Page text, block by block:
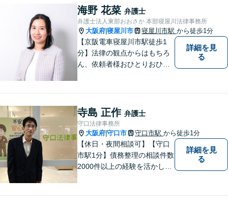
にご相談ください。【労災事
故：9年前の事故でも数千万円
の賠償を獲得】
海野 花菜 弁護士
弁護士法人東部おおさか 本部寝屋川法律事務所
大阪府 寝屋川市 寝屋川市駅 から徒歩1分
【京阪電車寝屋川市駅徒歩1
分】法律の観点からはもちろ
ん、依頼者様おひとりおひと
全力でサポートいたします。
詳細を見
る
寺島 正作 弁護士
守口法律事務所
大阪府 守口市 守口市駅 から徒歩1分
【休日・夜間相談可】【守口
市駅1分】債務整理の相談件数
2000件以上の経験を活かし、
詳細を見
る